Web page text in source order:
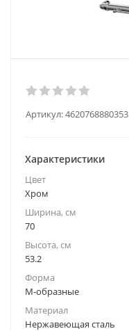
Артикул:4620768880353
Характеристики
Цвет
Хром
Ширина, см
70
Высота, см
53.2
Форма
М-образные
Материал
Нержавеющая сталь